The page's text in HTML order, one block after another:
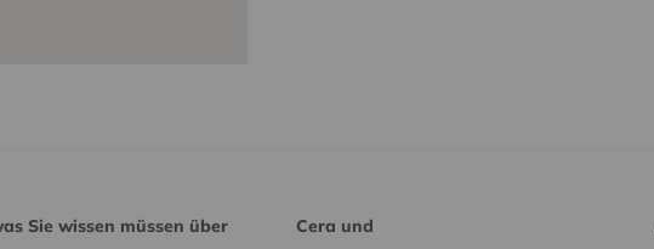
Sie wissen müssen über Cera und